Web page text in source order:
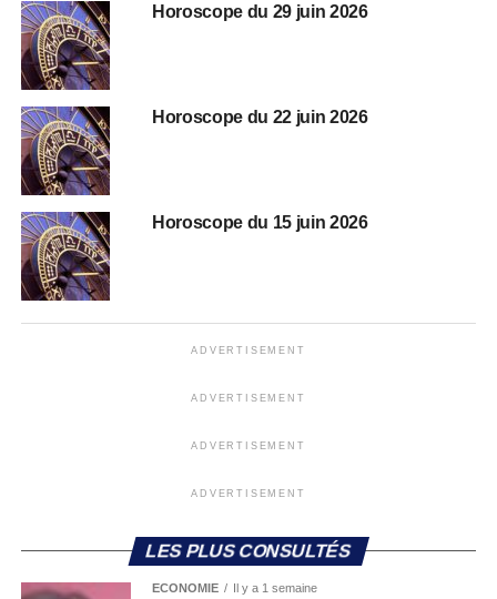
Horoscope du 29 juin 2026
Horoscope du 22 juin 2026
Horoscope du 15 juin 2026
ADVERTISEMENT
ADVERTISEMENT
ADVERTISEMENT
ADVERTISEMENT
LES PLUS CONSULTÉS
ECONOMIE Il y a 1 semaine